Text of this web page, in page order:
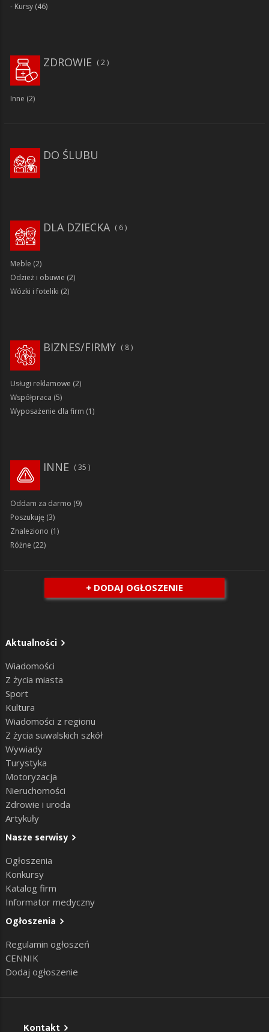
Kursy (46)
ZDROWIE 2
Inne (2)
DO ŚLUBU
6
DLA DZIECKA
Meble (2)
Odzież i obuwie (2)
Wózki i foteliki (2)
8
BIZNES/FIRMY
Usługi reklamowe (2)
Współpraca (5)
Wyposażenie dla firm (1)
35
INNE
Oddam za darmo (9)
Poszukuję (3)
Znaleziono (1)
Różne (22)
+ DODAJ OGŁOSZENIE
Aktualności
Wiadomości
Z życia miasta
Sport
Kultura
Wiadomości z regionu
Z życia suwalskich szkół
Wywiady
Turystyka
Motoryzacja
Nieruchomości
Zdrowie i uroda
Artykuły
Nasze serwisy
Ogłoszenia
Konkursy
Katalog firm
Informator medyczny
Ogłoszenia
Regulamin ogłoszeń
CENNIK
Dodaj ogłoszenie
Kontakt